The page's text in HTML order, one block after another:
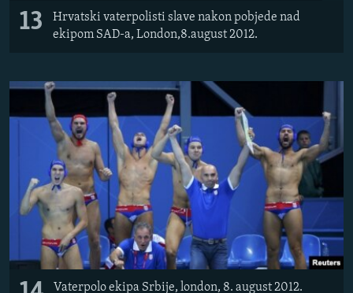
13
Hrvatski vaterpolisti slave nakon pobjede nad
ekipom SAD-a, London,8.august 2012.
Vaterpolo ekipa Srbije, london, 8. august 2012.